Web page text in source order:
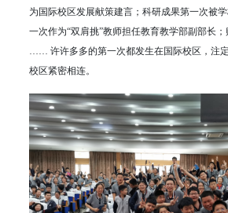
为国际校区发展献策建言；科研成果第一次被
一次作为“双肩挑”教师担任教育教学部副部长
…… 许许多多的第一次都发生在国际校区，注
校区紧密相连。